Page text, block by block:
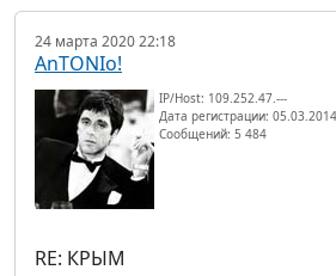
24 марта 2020 22:18
AnTONIo!
IP/Host: 109.252.47.---
Дата регистрации: 05.03.2014
Сообщений: 5 484
RE: КРЫМ